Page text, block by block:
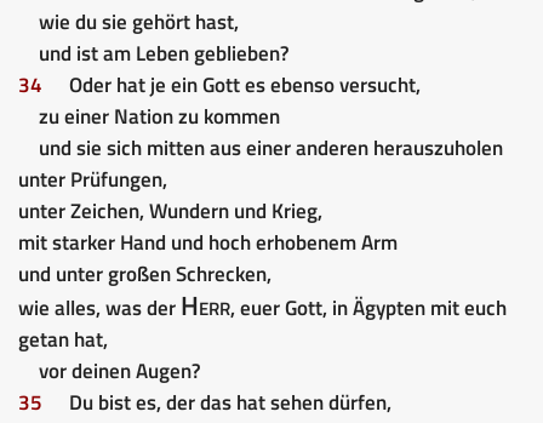
wie du sie gehört hast,
und ist am Leben geblieben?
34
Oder hat je ein Gott es ebenso versucht,
zu einer Nation zu kommen
und sie sich mitten aus einer anderen herauszuholen
unter Prüfungen,
unter Zeichen, Wundern und Krieg,
mit starker Hand und hoch erhobenem Arm
und unter großen Schrecken,
wie alles, was derHerr, euer Gott, in Ägypten mit euch
getan hat,
vor deinen Augen?
35
Du bist es, der das hat sehen dürfen,